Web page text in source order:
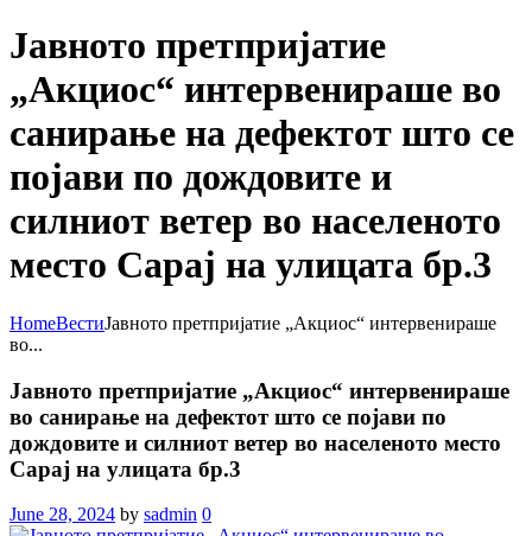
Јавното претпријатие
„Акциос“ интервенираше во
санирање на дефектот што се
појави по дождовите и
силниот ветер во населеното
место Сарај на улицата бр.3
HomeВестиЈавното претпријатие „Акциос“ интервенираше
во...
Јавното претпријатие „Акциос“ интервенираше
во санирање на дефектот што се појави по
дождовите и силниот ветер во населеното место
Сарај на улицата бр.3
June 28, 2024 by sadmin 0